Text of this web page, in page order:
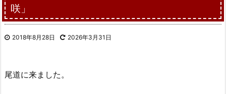
咲」
2018年8月28日 2026年3月31日
尾道に来ました。